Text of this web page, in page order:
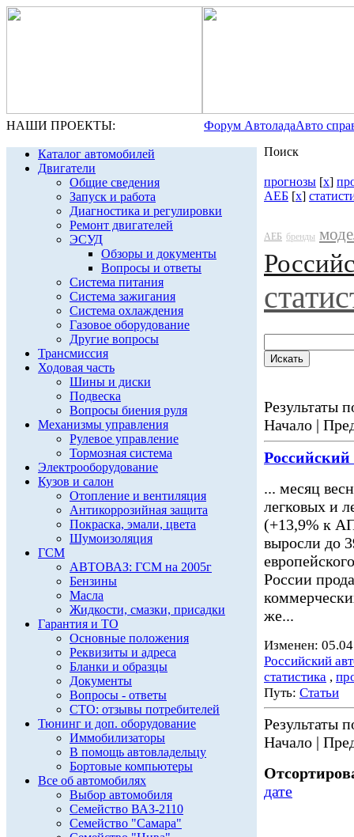
НАШИ ПРОЕКТЫ: Форум АвтоладаАвто
Каталог автомобилей
Двигатели
Общие сведения
Запуск и работа
Диагностика и регулировки
Ремонт двигателей
ЭСУД
Обзоры и документы
Вопросы и ответы
Система питания
Система зажигания
Система охлаждения
Газовое оборудование
Другие вопросы
Трансмиссия
Ходовая часть
Шины и диски
Подвеска
Вопросы биения руля
Механизмы управления
Рулевое управление
Тормозная система
Электрооборудование
Кузов и салон
Отопление и вентиляция
Антикоррозийная защита
Покраска, эмали, цвета
Шумоизоляция
ГСМ
АВТОВАЗ: ГСМ на 2005г
Бензины
Масла
Жидкости, смазки, присадки
Гарантия и ТО
Основные положения
Реквизиты и адреса
Бланки и образцы
Документы
Вопросы - ответы
СТО: отзывы потребителей
Тюнинг и доп. оборудование
Иммобилизаторы
В помощь автовладельцу
Бортовые компьютеры
Все об автомобилях
Выбор автомобиля
Семейство ВАЗ-2110
Семейство "Самара"
Поиск
прогнозы [x]
АЕБ [x]
АЕБ бренды
Результаты
Начало |
... месяц
легковых и
(+13,9% к
выросли до
России
же...
Изменен:
Российский
статистика ,
Путь: Статьи
Результаты
Начало |
дате